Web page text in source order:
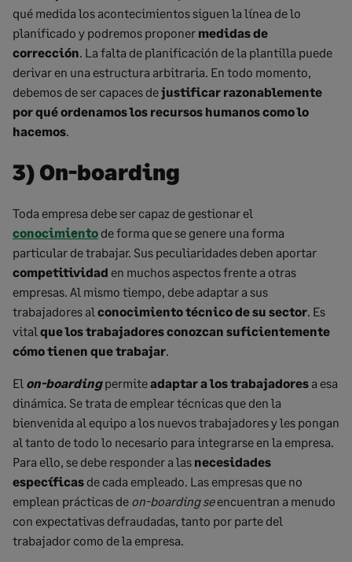
qué medida los acontecimientos siguen la línea de lo
planificado y podremos proponer medidas de
corrección. La falta de planificación de la plantilla puede
derivar en una estructura arbitraria. En todo momento,
debemos de ser capaces dejustificar razonablemente
por qué ordenamos los recursos humanos como lo
hacemos.
3) On-boarding
Toda empresa debe ser capaz de gestionar el
conocimiento de forma que se genere una forma
particular de trabajar. Sus peculiaridades deben aportar
competitividad en muchos aspectos frente a otras
empresas. Al mismo tiempo, debe adaptar a sus
trabajadores al conocimiento técnico de su sector. Es
vital que los trabajadores conozcan suficientemente
cómo tienen que trabajar.
El on-boardingpermiteadaptar a los trabajadores a esa
dinámica. Se trata de emplear técnicas que den la
bienvenida al equipo a los nuevos trabajadores y les pongan
al tanto de todo lo necesario para integrarse en la empresa.
Para ello, se debe responder a las necesidades
específicas de cada empleado. Las empresas que no
emplean prácticas de on-boarding seencuentran a menudo
con expectativas defraudadas, tanto por parte del
trabajador como de la empresa.